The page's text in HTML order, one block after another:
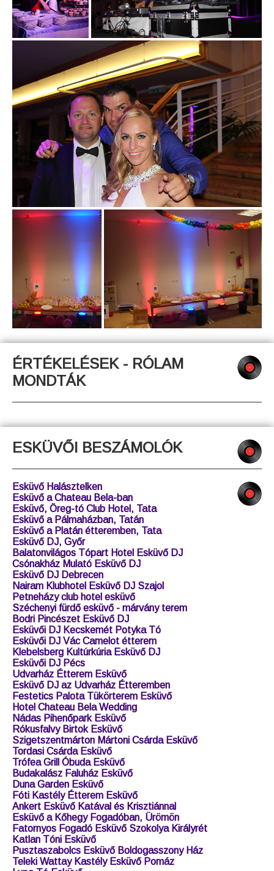
ÉRTÉKELÉSEK - RÓLAM
MONDTÁK
ESKÜVŐI BESZÁMOLÓK
Esküvő Halásztelken
Esküvő a Chateau Bela-ban
Esküvő, Öreg-tó Club Hotel, Tata
Esküvő a Pálmaházban, Tatán
Esküvő a Platán étteremben, Tata
Esküvő DJ, Győr
Balatonvilágos Tópart Hotel Esküvő DJ
Csónakház Mulató Esküvő DJ
Esküvő DJ Debrecen
Nairam Klubhotel Esküvő DJ Szajol
Petneházy club hotel esküvő
Széchenyi fürdő esküvő - márvány terem
Bodri Pincészet Esküvő DJ
Esküvői DJ Kecskemét Potyka Tó
Esküvői DJ Vác Camelot étterem
Klebelsberg Kultúrkúria Esküvő DJ
Esküvői DJ Pécs
Udvarház Étterem Esküvő
Esküvő DJ az Udvarház Étteremben
Festetics Palota Tükörterem Esküvő
Hotel Chateau Bela Wedding
Nádas Pihenőpark Esküvő
Rókusfalvy Birtok Esküvő
Szigetszentmárton Mártoni Csárda Esküvő